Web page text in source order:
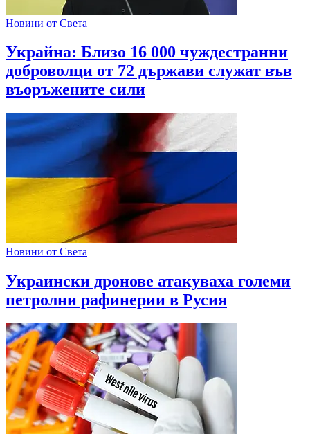
Новини от Света
Украйна: Близо 16 000 чуждестранни
доброволци от 72 държави служат във
въоръжените сили
Новини от Света
Украински дронове атакуваха големи
петролни рафинерии в Русия